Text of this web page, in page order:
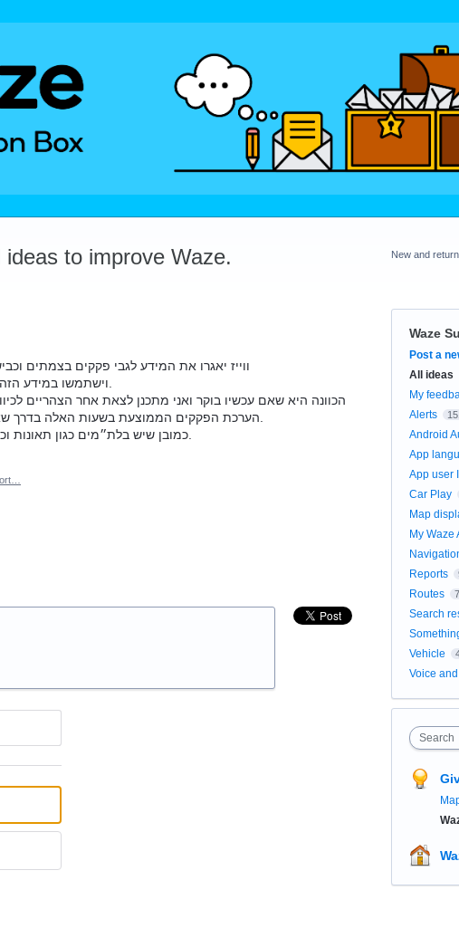
to improve Waze.
ווייז יאגרו את המידע לגבי פקקים בצמתים
הכוונה היא שאם עכשיו בוקר ואני מתכנן לצאת אחר הצהריים
New and
Waze
Post a
All ideas
My
Alerts
Android
App
App user
Car Play
Map
My Waze
Reports
Routes
Search
Vehicle
Voice
Search